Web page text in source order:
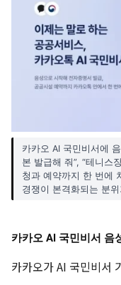
카카오 AI 국민비서에
본 발급해 줘”, “테니스
청과 예약까지 한 번에
경쟁이 본격화되는 분
카카오 AI 국민비서 음
카카오가 AI 국민비서